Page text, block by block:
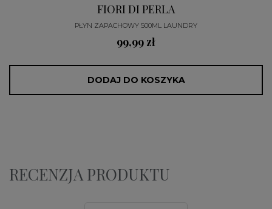
FIORI DI PERLA
PŁYN ZAPACHOWY 500ML LAUNDRY
99,99 zł
DODAJ DO KOSZYKA
RECENZJA PRODUKTU